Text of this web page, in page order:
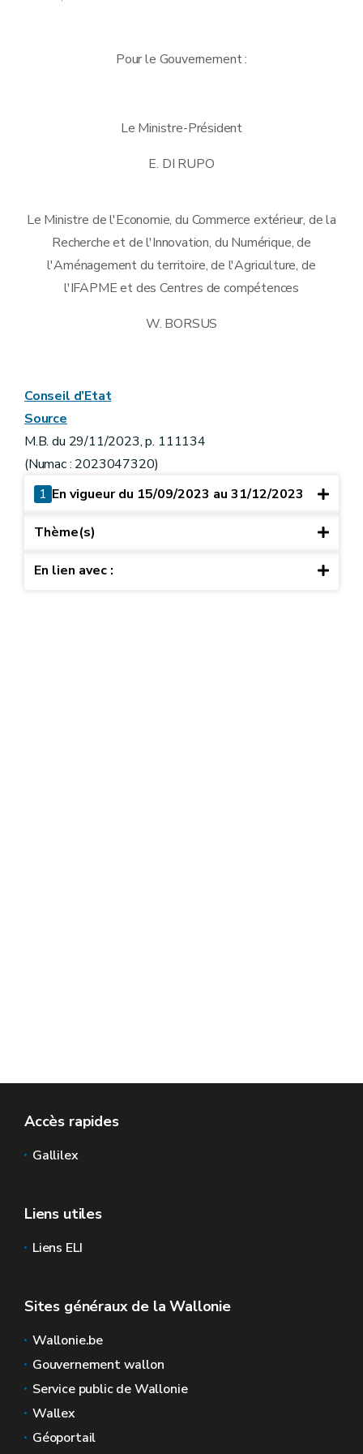
Pour le Gouvernement :
Le Ministre-Président
E. DI RUPO
Le Ministre de l'Economie, du Commerce extérieur, de la
Recherche et de l'Innovation, du Numérique, de
l'Aménagement du territoire, de l'Agriculture, de
l'IFAPME et des Centres de compétences
W. BORSUS
Conseil d’Etat
Source
M.B. du 29/11/2023, p. 111134
(Numac : 2023047320)
1 En vigueur du 15/09/2023 au 31/12/2023
Thème(s)
En lien avec :
Accès rapides
Gallilex
Liens utiles
Liens ELI
Sites généraux de la Wallonie
Wallonie.be
Gouvernement wallon
Service public de Wallonie
Wallex
Géoportail